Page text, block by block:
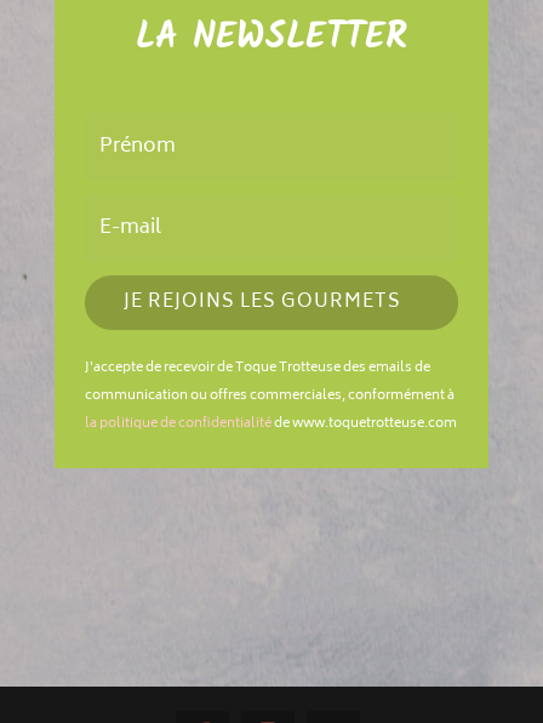
LA NEWSLETTER
JE REJOINS LES GOURMETS
J'accepte de recevoir de Toque Trotteuse des emails de
communication ou offres commerciales, conformément à
la politique de confidentialitéde www.toquetrotteuse.com